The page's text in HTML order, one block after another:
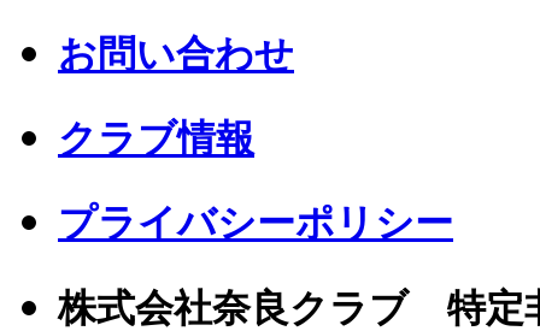
お問い合わせ
クラブ情報
プライバシーポリシー
株式会社奈良クラブ 特定